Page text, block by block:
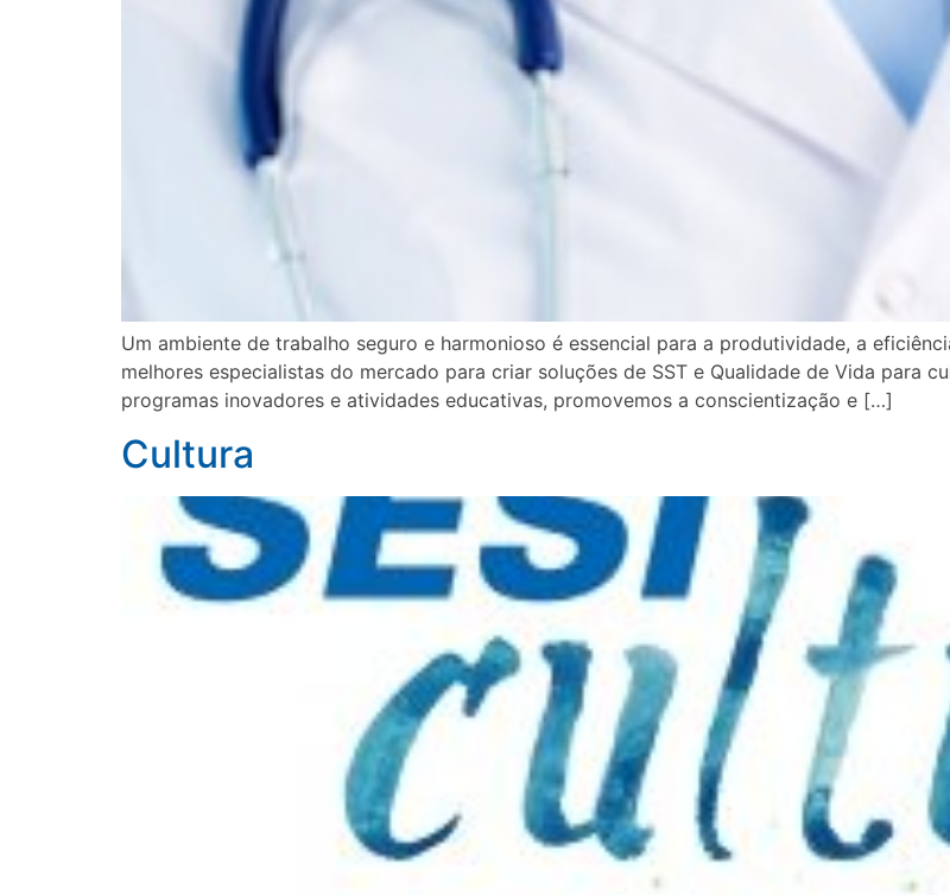
Um ambiente de trabalho seguro e harmonioso é essencial para a produtividade, a
melhores especialistas do mercado para criar soluções de SST e Qualidade de Vida para
programas inovadores e atividades educativas, promovemos a conscientização e […]
Cultura